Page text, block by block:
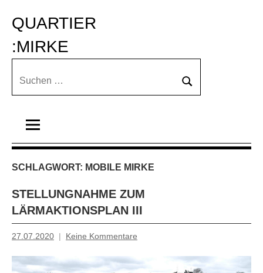
Inhalt
springen
QUARTIER
:MIRKE
Suchen
Suchen
SCHLAGWORT: MOBILE MIRKE
STELLUNGNAHME ZUM
LÄRMAKTIONSPLAN III
27.07.2020
Inge
Grau
Keine Kommentare